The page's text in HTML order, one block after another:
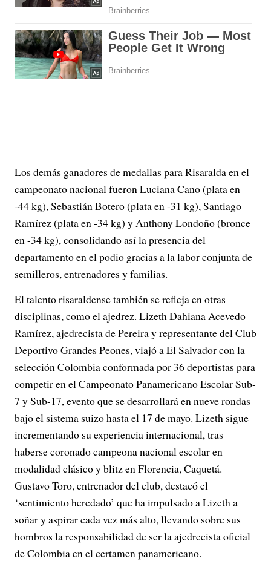
Los demás ganadores de medallas para Risaralda en el
campeonato nacional fueron Luciana Cano (plata en
-44 kg), Sebastián Botero (plata en -31 kg), Santiago
Ramírez (plata en -34 kg) y Anthony Londoño (bronce
en -34 kg), consolidando así la presencia del
departamento en el podio gracias a la labor conjunta de
semilleros, entrenadores y familias.
El talento risaraldense también se refleja en otras
disciplinas, como el ajedrez. Lizeth Dahiana Acevedo
Ramírez, ajedrecista de Pereira y representante del Club
Deportivo Grandes Peones, viajó a El Salvador con la
selección Colombia conformada por 36 deportistas para
competir en el Campeonato Panamericano Escolar Sub-
7 y Sub-17, evento que se desarrollará en nueve rondas
bajo el sistema suizo hasta el 17 de mayo. Lizeth sigue
incrementando su experiencia internacional, tras
haberse coronado campeona nacional escolar en
modalidad clásico y blitz en Florencia, Caquetá.
Gustavo Toro, entrenador del club, destacó el
‘sentimiento heredado’ que ha impulsado a Lizeth a
soñar y aspirar cada vez más alto, llevando sobre sus
hombros la responsabilidad de ser la ajedrecista oficial
de Colombia en el certamen panamericano.